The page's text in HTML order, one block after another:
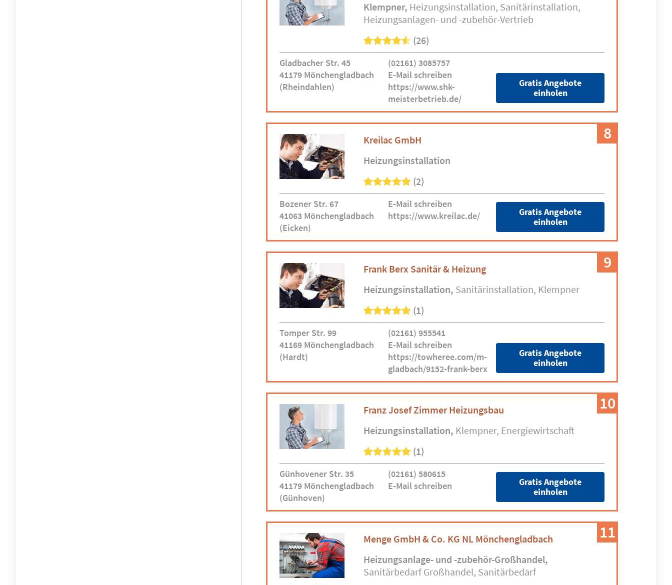
Klempner Heizungsinstallation Sanitärinstallation
Heizungsanlagen- und -zubehör-Vertrieb
(26)
Gladbacher Str. 45
41179 Mönchengladbach
(Rheindahlen)
(02161) 3085757
E-Mail schreiben
https://www.shk-
meisterbetrieb.de/
Gratis Angebote
einholen
8
Kreilac GmbH
Heizungsinstallation
(2)
Bozener Str. 67
41063 Mönchengladbach
(Eicken)
E-Mail schreiben
https://www.kreilac.de/
Gratis Angebote
einholen
9
Frank Berx Sanitär & Heizung
Heizungsinstallation Sanitärinstallation Klempner
(1)
Tomper Str. 99
41169 Mönchengladbach
(Hardt)
(02161) 955541
E-Mail schreiben
https://towheree.com/m-
gladbach/9152-frank-berx
Gratis Angebote
einholen
10
Franz Josef Zimmer Heizungsbau
Heizungsinstallation Klempner Energiewirtschaft
(1)
Günhovener Str. 35
41179 Mönchengladbach
(Günhoven)
(02161) 580615
E-Mail schreiben
Gratis Angebote
einholen
11
Menge GmbH & Co. KG NL Mönchengladbach
Heizungsanlage- und -zubehör-Großhandel
Sanitärbedarf Großhandel Sanitärbedarf